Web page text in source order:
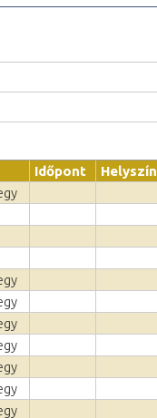
Időpont
Helyszín